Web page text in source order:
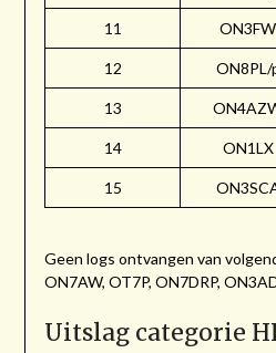
11 ON3FW
12 ON8PL/
13
14 ON1LX
15
Geen logs ontvangen van
ON7AW, OT7P, ON7DRP,
Uitslag categorie